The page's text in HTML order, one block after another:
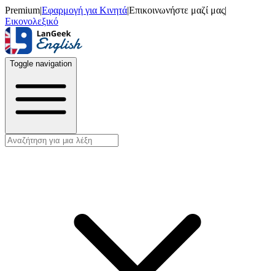
Premium|Εφαρμογή για Κινητά|Επικοινωνήστε μαζί μας|
Εικονολεξικό
Toggle navigation